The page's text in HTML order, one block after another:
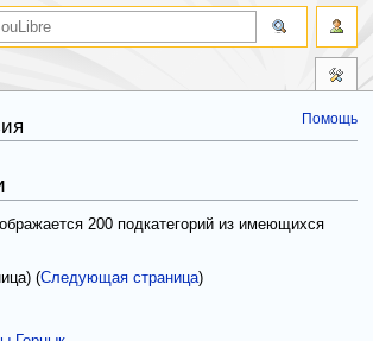
Помощь
200 подкатегорий из имеющихся
(Следующая страница)